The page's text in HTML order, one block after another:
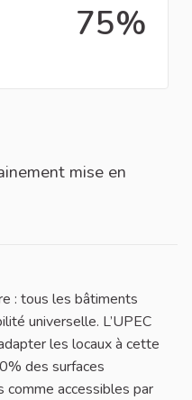
75%
mise en
: tous les bâtiments
universelle. L’UPEC
les locaux à cette
des surfaces
comme accessibles par